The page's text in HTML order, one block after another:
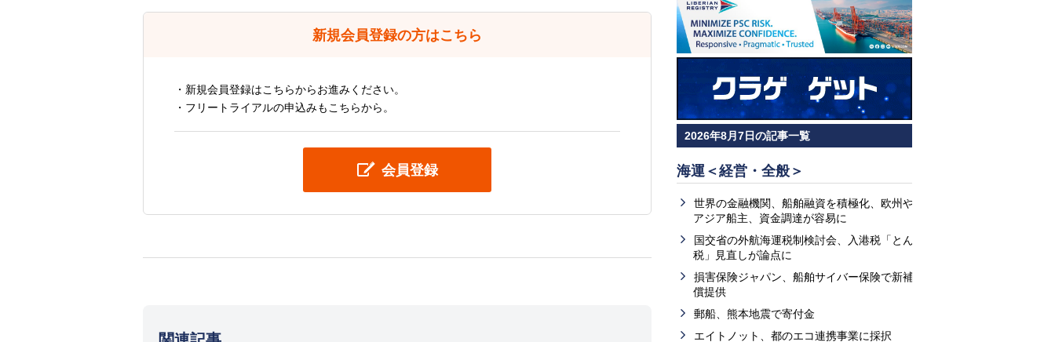
新規会員登録の方はこちら
・新規会員登録はこちらからお進みください。
・フリートライアルの申込みもこちらから。
会員登録
2026年8月7日の記事一覧
海運＜経営・全般＞
世界の金融機関、船舶融資を積極化、欧州や
アジア船主、資金調達が容易に
国交省の外航海運税制検討会、入港税「とん
税」見直しが論点に
損害保険ジャパン、船舶サイバー保険で新補
償提供
郵船、熊本地震で寄付金
エイトノット、都のエコ連携事業に採択